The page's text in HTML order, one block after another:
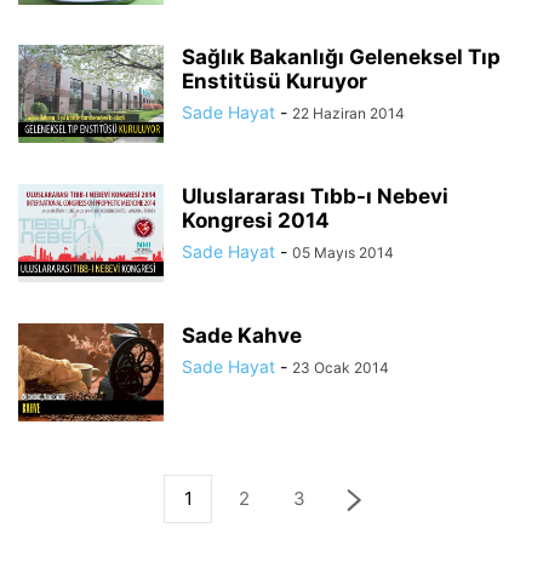
Sağlık Bakanlığı Geleneksel Tıp
Enstitüsü Kuruyor
Sade Hayat - 22 Haziran 2014
Uluslararası Tıbb-ı Nebevi
Kongresi 2014
Sade Hayat - 05 Mayıs 2014
Sade Kahve
Sade Hayat - 23 Ocak 2014
1 2 3